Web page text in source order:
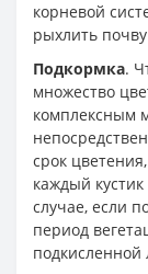
корневой
рыхлить
Подкормка.
множество
комплексным
срок
каждый
случае, если
период
подкисленной